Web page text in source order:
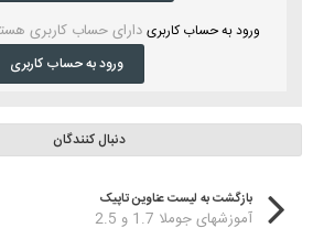
ورود به حساب کاربری دارای حساب کاربری
ورود به حساب کاربری
دنبال کنندگان
بازگشت به لیست عناوین تاپیک
آموزشهای جوملا 1.7 و 2.5